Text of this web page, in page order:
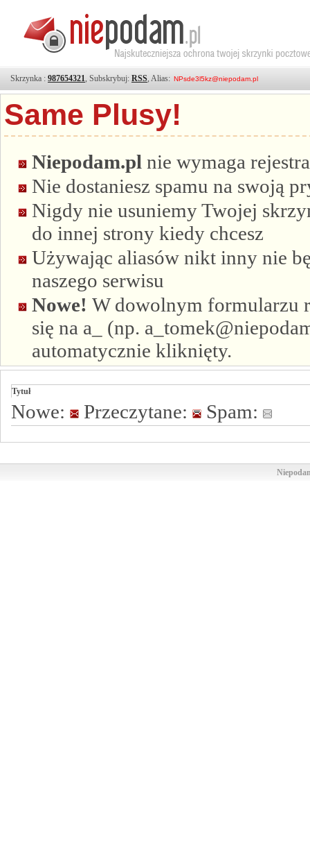
Skrzynka : 987654321, Subskrybuj: RSS, Alias:
Same Plusy!
Niepodam.pl nie wymaga
Nie dostaniesz spamu na swoją
Nigdy nie usuniemy Twojej
do innej strony kiedy chcesz
Używając aliasów nikt inny nie
naszego serwisu
Nowe! W dowolnym formularzu
się na a_ (np.
automatycznie kliknięty.
Tytuł
Nowe: Przeczytane: Spam: